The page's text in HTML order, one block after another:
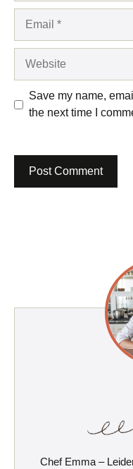
Save my name,
the next time I
Chef Emma –